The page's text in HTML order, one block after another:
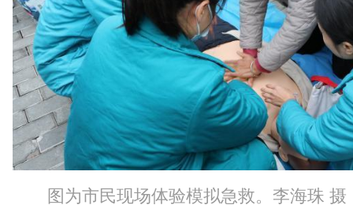
图为市民现场体验模拟急救。李海珠 摄